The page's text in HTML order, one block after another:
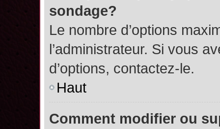
sondage?
Le nombre d’options
l’administrateur. Si vous
d’options, contactez-le.
Haut
Comment modifier ou